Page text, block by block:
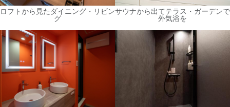
ロフトから見たダイニング・リビン
グ
サウナから出てテラス・ガーデンで
外気浴を